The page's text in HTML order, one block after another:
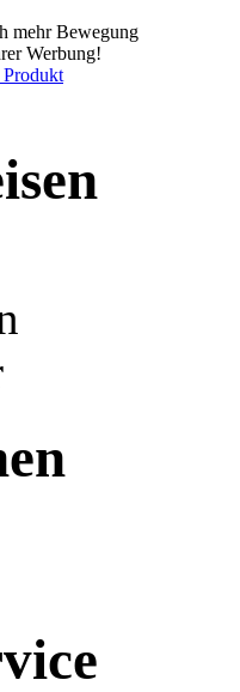
mehr Bewegung
Werbung!
Produkt